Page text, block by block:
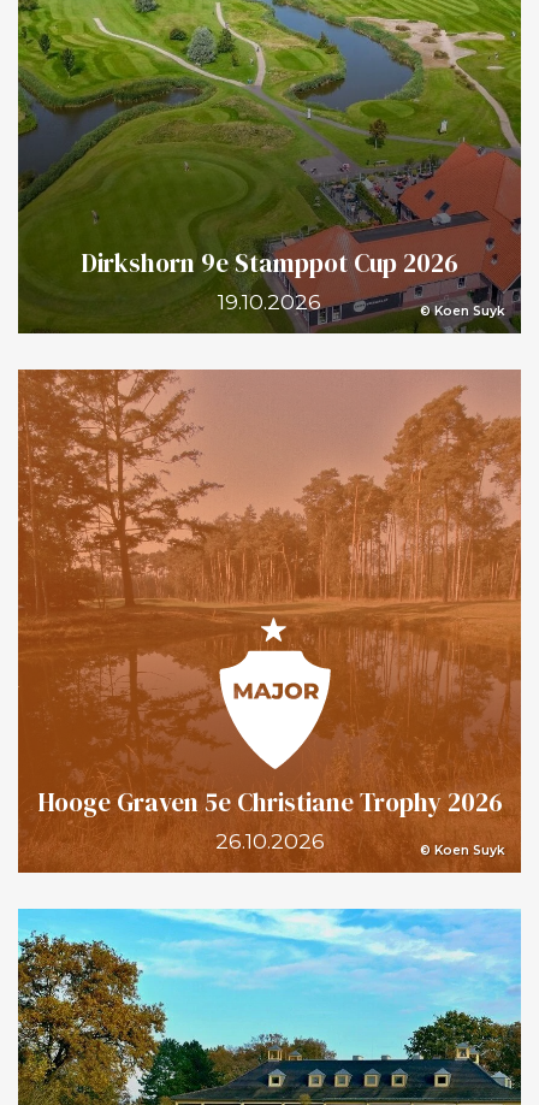
© Koen Suyk
Dirkshorn 9e Stamppot Cup 2026
19.10.2026
© Koen Suyk
Hooge Graven 5e Christiane Trophy 2026
26.10.2026